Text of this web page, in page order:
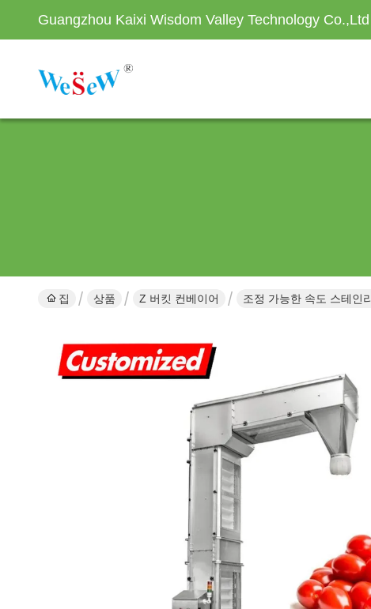
Guangzhou Kaixi Wisdom Valley Technology Co.,Ltd
집 상품 Z 버킷 컨베이어 조정 가능한 속도 스테인